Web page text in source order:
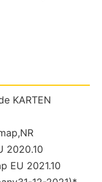
KARTEN
2020.10
EU 2021.10